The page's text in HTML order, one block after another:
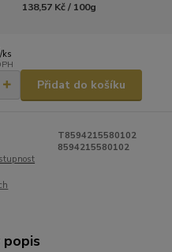
138,57 Kč / 100g
/ks
Přidat do košíku
T8594215580102
8594215580102
popis